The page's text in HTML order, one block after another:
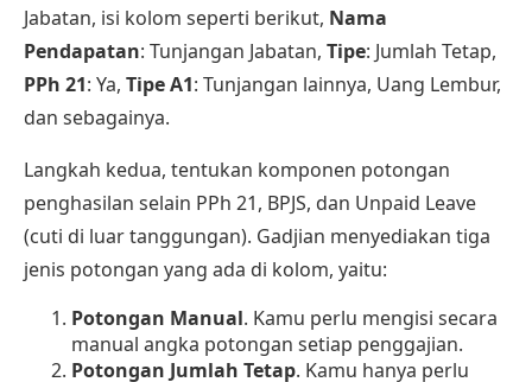
Jabatan, isi kolom seperti berikut, Nama
Pendapatan: Tunjangan Jabatan, Tipe: Jumlah Tetap,
PPh 21: Ya, Tipe A1: Tunjangan lainnya, Uang Lembur,
dan sebagainya.
Langkah kedua, tentukan komponen potongan
penghasilan selain PPh 21, BPJS, dan Unpaid Leave
(cuti di luar tanggungan). Gadjian menyediakan tiga
jenis potongan yang ada di kolom, yaitu:
Potongan Manual. Kamu perlu mengisi secara
manual angka potongan setiap penggajian.
Potongan Jumlah Tetap. Kamu hanya perlu